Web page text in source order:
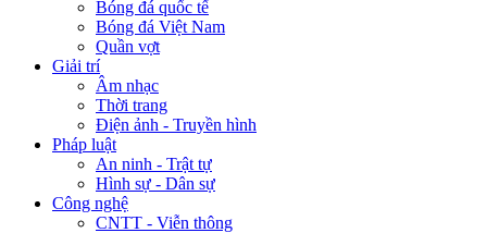
Bóng đá quốc tế
Bóng đá Việt Nam
Quần vợt
Giải trí
Âm nhạc
Thời trang
Điện ảnh - Truyền hình
Pháp luật
An ninh - Trật tự
Hình sự - Dân sự
Công nghệ
CNTT - Viễn thông